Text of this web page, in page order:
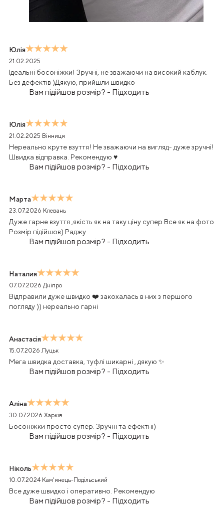
Юлія
21.02.2025
Ідеальні босоніжки! Зручні, не зважаючи на високий каблук.
Без дефектів )Дякую, прийшли швидко
Вам підійшов розмір? - Підходить
Юлія
21.02.2025 Вінниця
Нереально круте взуття! Не зважаючи на вигляд- дуже зручні!
Швидка відправка. Рекомендую ♥️
Вам підійшов розмір? - Підходить
Марта
23.07.2026 Клевань
Дуже гарне взуття ,якість як на таку ціну супер Все як на фото
Розмір підійшов) Раджу
Вам підійшов розмір? - Підходить
Наталия
07.07.2026 Дніпро
Відправили дуже швидко ❤️ закохалась в них з першого
погляду )) нереально гарні
Анастасія
15.07.2026 Луцьк
Мега швидка доставка, туфлі шикарні , дякую ✨
Вам підійшов розмір? - Підходить
Аліна
30.07.2026 Харків
Босоніжки просто супер. Зручні та ефектні)
Вам підійшов розмір? - Підходить
Ніколь
10.07.2024 Кам'янець-Подільський
Все дуже швидко і оперативно. Рекомендую
Вам підійшов розмір? - Підходить